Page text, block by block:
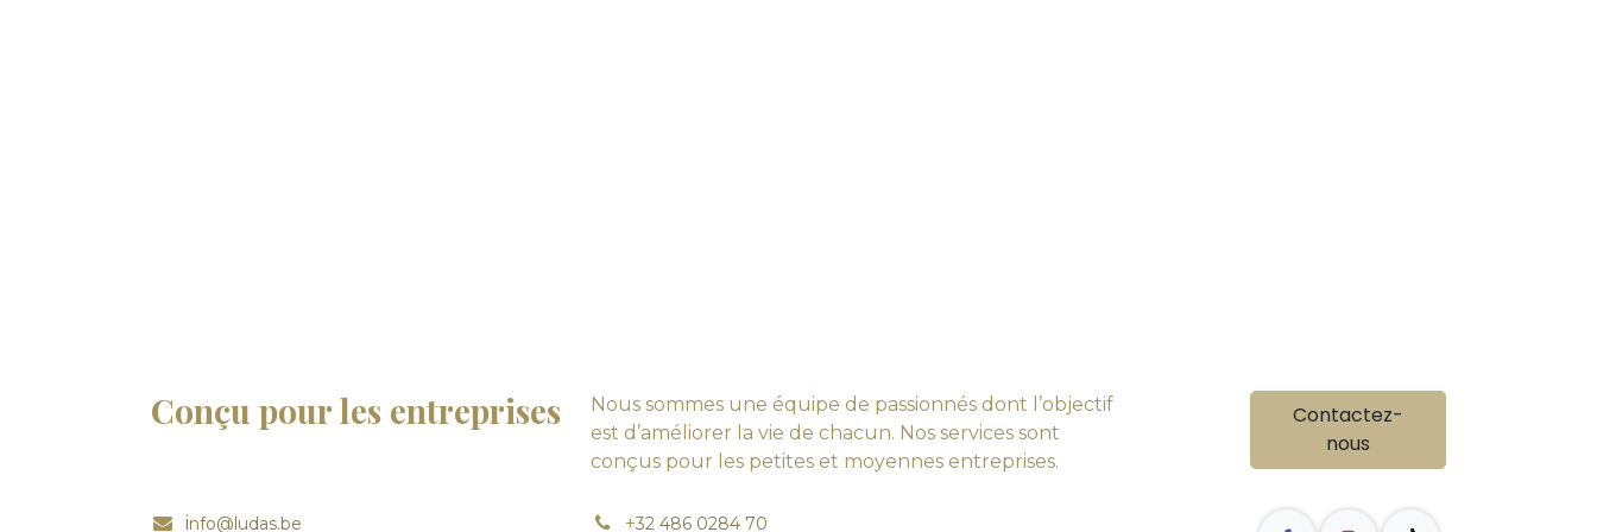
Conçu pour les entreprises
Nous sommes une équipe de passionnés dont l’objectif
est d’améliorer la vie de chacun. Nos services sont
conçus pour les petites et moyennes entreprises.
+32 486 0284 70
Contactez-
nous
info@ludas.be